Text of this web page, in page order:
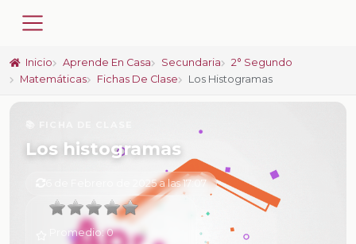
Inicio Aprende En Casa Secundaria
2° Segundo
Matemáticas
Fichas De Clase Los Histogramas
Los histogramas
6 de Febrero de 2025 a las 17:07
Promedio:0